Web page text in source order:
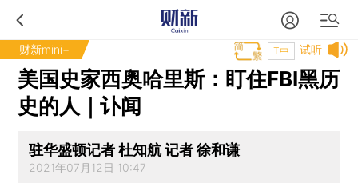
财新mini+ 试听
T中
美国史家西奥哈里斯：盯住FBI黑历
史的人｜讣闻
驻华盛顿记者 杜知航 记者 徐和谦
2021年07月12日 10:47